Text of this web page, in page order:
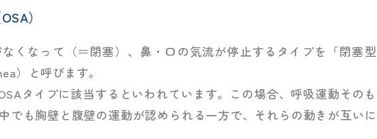
）
くなって（＝閉塞）、鼻・口の気流が停止するタイプを「閉塞型
）と呼びます。
タイプに該当するといわれています。この場合、呼吸運動そのも
でも胸壁と腹壁の運動が認められる一方で、それらの動きが互いに